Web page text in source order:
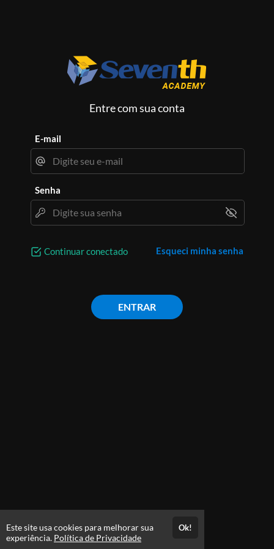
Entre com sua conta
E-mail
Senha
Continuar conectado Esqueci minha senha
ENTRAR
Este site usa cookies para melhorar sua
experiência. Política de Privacidade
Ok!